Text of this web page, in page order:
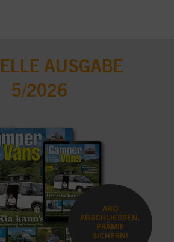
AUSGABE
5/2026
ABO
ABSCHLIESSEN,
PRÄMIE
SICHERN!